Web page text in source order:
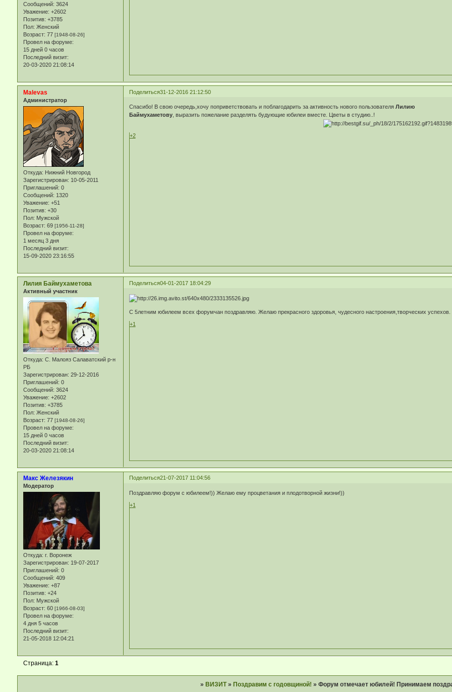
Сообщений: 3624
Уважение: +2602
Позитив: +3785
Пол: Женский
Возраст: 77 [1948-08-26]
Провел на форуме:
15 дней 0 часов
Последний визит:
20-03-2020 21:08:14
Поделиться31-12-2016 21:12:50
Malevas
Администратор
Откуда: Нижний Новгород
Зарегистрирован: 10-05-2011
Приглашений: 0
Сообщений: 1320
Уважение: +51
Позитив: +30
Пол: Мужской
Возраст: 69 [1956-11-28]
Провел на форуме:
1 месяц 3 дня
Последний визит:
15-09-2020 23:16:55
Спасибо! В свою очередь,хочу поприветствовать и поблагодарить за активность нового пользователя Лилию
Баймухаметову, выразить пожелание разделять будующие юбилеи вместе. Цветы в студию..!
+2
Поделиться04-01-2017 18:04:29
Лилия Баймухаметова
Активный участник
Откуда: С. Малояз Салаватский р-н
РБ
Зарегистрирован: 29-12-2016
Приглашений: 0
Сообщений: 3624
Уважение: +2602
Позитив: +3785
Пол: Женский
Возраст: 77 [1948-08-26]
Провел на форуме:
15 дней 0 часов
Последний визит:
20-03-2020 21:08:14
С 5летним юбилеем всех форумчан поздравляю. Желаю прекрасного здоровья, чудесного настроения,творческих успехов.
+1
Поделиться21-07-2017 11:04:56
Макс Железякин
Модератор
Откуда: г. Воронеж
Зарегистрирован: 19-07-2017
Приглашений: 0
Сообщений: 409
Уважение: +87
Позитив: +24
Пол: Мужской
Возраст: 60 [1966-08-03]
Провел на форуме:
4 дня 5 часов
Последний визит:
21-05-2018 12:04:21
Поздравляю форум с юбилеем!)) Желаю ему процветания и плодотворной жизни!))
+1
Страница: 1
» ВИЗИТ » Поздравим с годовщиной! » Форум отмечает юбилей! Принимаем